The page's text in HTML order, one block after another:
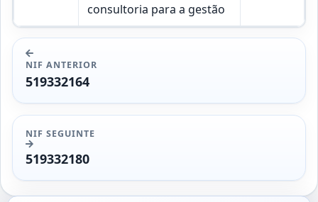
consultoria para a gestão
NIF ANTERIOR
519332164
NIF SEGUINTE
519332180